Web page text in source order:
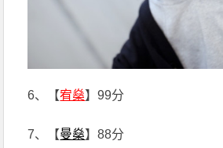
6、【宥燊】99分
7、【曼燊】88分